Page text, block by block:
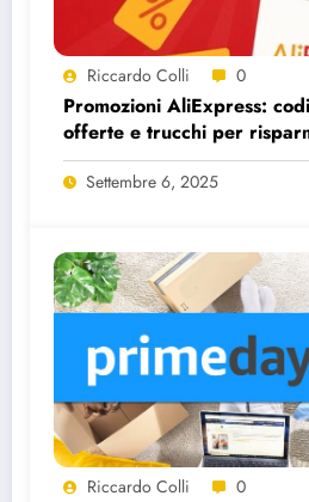
Riccardo Colli 0
Promozioni AliExpress:
offerte e trucchi per
Settembre 6, 2025
Riccardo Colli 0